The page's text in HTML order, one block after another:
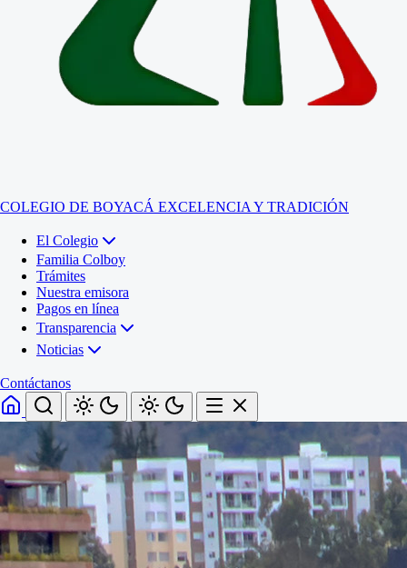
COLEGIO DE BOYACÁ EXCELENCIA Y TRADICIÓN
El Colegio
Familia Colboy
Trámites
Nuestra emisora
Pagos en línea
Transparencia
Noticias
Contáctanos
Inicio
El Colegio
Sede Administrativa
Sección Francisco de Paula Santander (Central)
Sección Jose Ignacio de Marquez (Integrada)
Sección Santos Acosta (La Cabaña)
Familia Colboy
Trámites
Nuestra emisora
Pagos en línea